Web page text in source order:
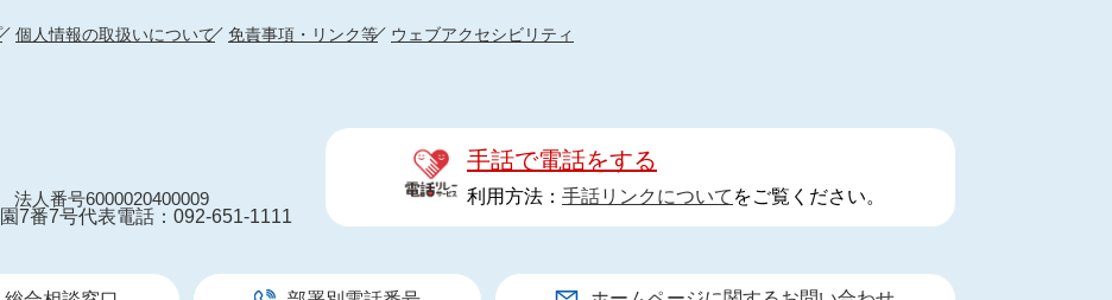
個人情報の取扱いについて 免責事項・リンク等 ウェブアクセシビリティ
法人番号6000020400009
7番7号代表電話：092-651-1111
手話で電話をする
利用方法： 手話リンクについて をご覧ください。